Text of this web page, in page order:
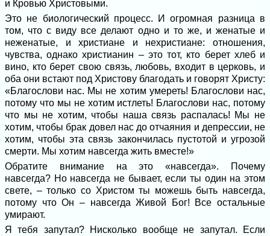
и Кровью Христовыми.
Это не биологический процесс. И огромная разница в
том, что с виду все делают одно и то же, и женатые и
неженатые, и христиане и нехристиане: отношения,
чувства, однако христианин – это тот, кто берет хлеб и
вино, кто берет свою связь, любовь, входит в церковь, и
оба они встают под Христову благодать и говорят Христу:
«Благослови нас. Мы не хотим умереть! Благослови нас,
потому что мы не хотим истлеть! Благослови нас, потому
что мы не хотим, чтобы наша связь распалась! Мы не
хотим, чтобы брак довел нас до отчаяния и депрессии, не
хотим, чтобы эта связь закончилась пустотой и угрозой
смерти. Мы хотим навсегда жить вместе!»
Обратите внимание на это «навсегда». Почему
навсегда? Но навсегда не бывает, если ты один на этом
свете, – только со Христом ты можешь быть навсегда,
потому что Он – навсегда Живой Бог! Все остальные
умирают.
Я тебя запутал? Нисколько вообще не запутал. Если